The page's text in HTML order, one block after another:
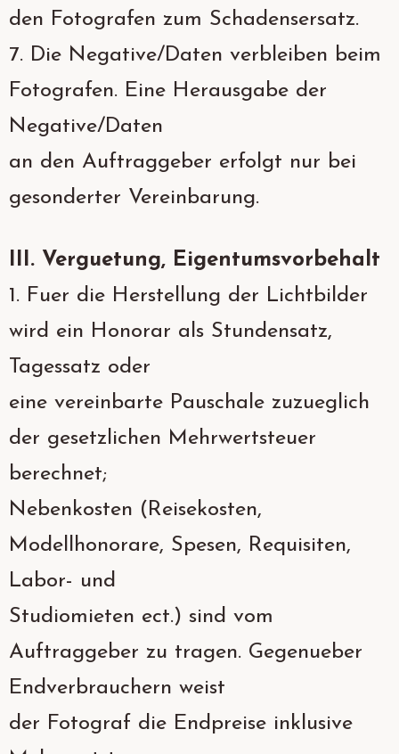
den Fotografen zum Schadensersatz.
7. Die Negative/Daten verbleiben beim
Fotografen. Eine Herausgabe der
Negative/Daten
an den Auftraggeber erfolgt nur bei
gesonderter Vereinbarung.
III. Verguetung, Eigentumsvorbehalt
1. Fuer die Herstellung der Lichtbilder
wird ein Honorar als Stundensatz,
Tagessatz oder
eine vereinbarte Pauschale zuzueglich
der gesetzlichen Mehrwertsteuer
berechnet;
Nebenkosten (Reisekosten,
Modellhonorare, Spesen, Requisiten,
Labor- und
Studiomieten ect.) sind vom
Auftraggeber zu tragen. Gegenueber
Endverbrauchern weist
der Fotograf die Endpreise inklusive